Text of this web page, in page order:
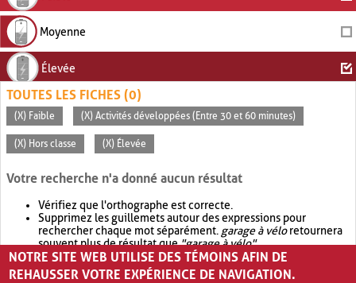
Moyenne
Élevée
TOUTES LES FICHES (0)
(X) Faible (X) Activités développées (Entre 30 et 60 minutes)
(X) Hors classe (X) Élevée
Votre recherche n'a donné aucun résultat
Vérifiez que l'orthographe est correcte.
Supprimez les guillemets autour des expressions pour
rechercher chaque mot séparément. garage à véloretournera
souvent plus de résultat que"garage à vélo".
Envisagez d'élargir votre recherche avec OR.garage OR vélo
retournera souvent plus de résultat quegarage à vélo
NOTRE SITE WEB UTILISE DES TÉMOINS AFIN DE
REHAUSSER VOTRE EXPÉRIENCE DE NAVIGATION.